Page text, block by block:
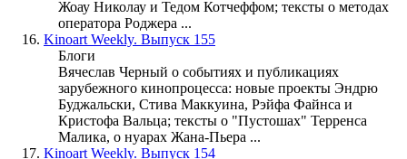
Жоау Николау и Тедом Котчеффом; тексты о методах
оператора Роджера ...
16. Kinoart Weekly. Выпуск 155
Блоги
Вячеслав Черный о событиях и публикациях
зарубежного кинопроцесса: новые проекты Эндрю
Буджальски, Стива Маккуина, Рэйфа Файнса и
Кристофа Вальца; тексты о "Пустошах" Терренса
Малика, о нуарах Жана-Пьера ...
17. Kinoart Weekly. Выпуск 154